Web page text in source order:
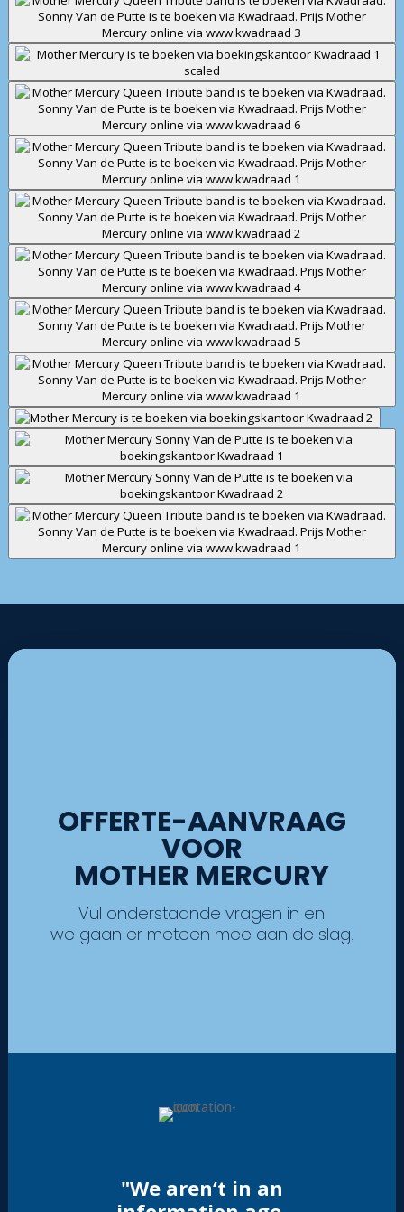
OFFERTE-AANVRAAG
VOOR
MOTHER MERCURY
Vul onderstaande vragen in en
we gaan er meteen mee aan de slag.
"We aren‘t in an